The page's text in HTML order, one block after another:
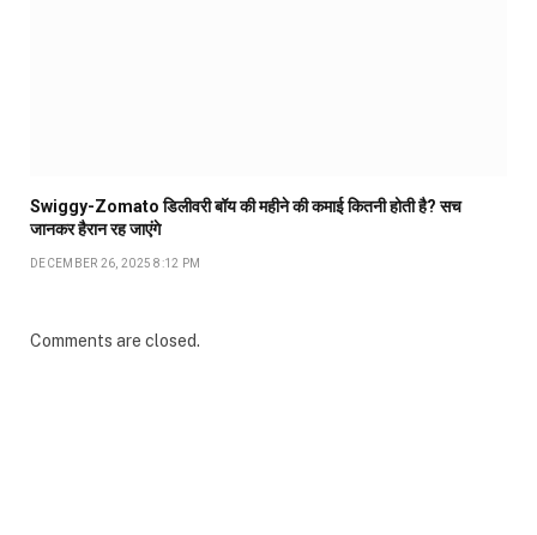
Swiggy-Zomato डिलीवरी बॉय की महीने की कमाई कितनी होती है? सच
जानकर हैरान रह जाएंगे
DECEMBER 26, 2025 8:12 PM
Comments are closed.